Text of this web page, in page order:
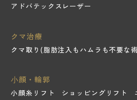
アドバテックスレーザー
クマ治療
クマ取り(脂肪注入もハムラも不要な
⼩顔・輪郭
小顔糸リフト ショッピングリフト